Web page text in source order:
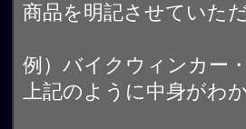
商品を明記させていた
例）バイクウィンカー
上記のように中身がわ